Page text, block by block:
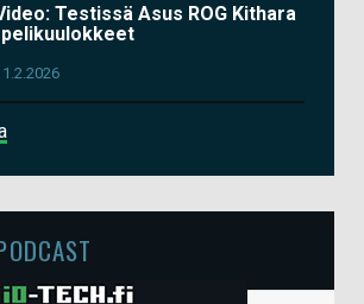
Testissä Asus ROG Kithara